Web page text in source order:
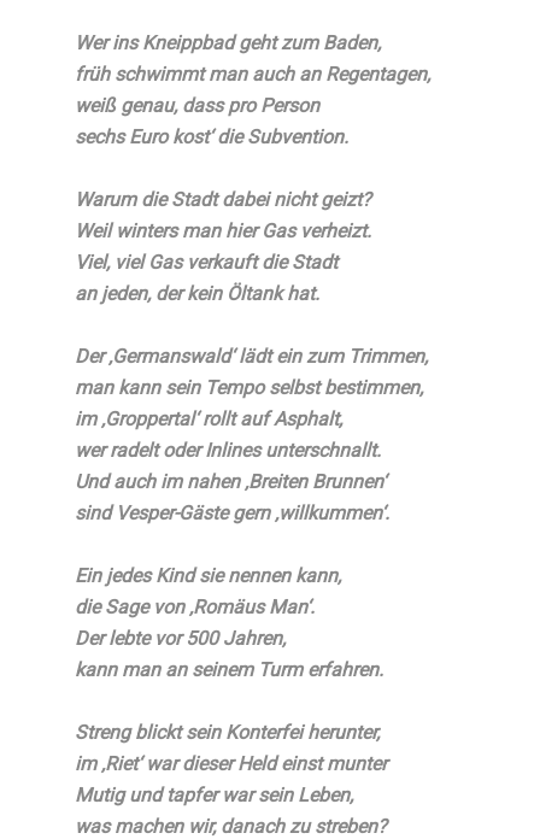
Wer ins Kneippbad geht zum Baden,
früh schwimmt man auch an Regentagen,
weiß genau, dass pro Person
sechs Euro kost‘ die Subvention.
Warum die Stadt dabei nicht geizt?
Weil winters man hier Gas verheizt.
Viel, viel Gas verkauft die Stadt
an jeden, der kein Öltank hat.
Der ‚Germanswald‘ lädt ein zum Trimmen,
man kann sein Tempo selbst bestimmen,
im ‚Groppertal‘ rollt auf Asphalt,
wer radelt oder Inlines unterschnallt.
Und auch im nahen ‚Breiten Brunnen‘
sind Vesper-Gäste gern ‚willkummen‘.
Ein jedes Kind sie nennen kann,
die Sage von ‚Romäus Man‘.
Der lebte vor 500 Jahren,
kann man an seinem Turm erfahren.
Streng blickt sein Konterfei herunter,
im ‚Riet‘ war dieser Held einst munter
Mutig und tapfer war sein Leben,
was machen wir, danach zu streben?